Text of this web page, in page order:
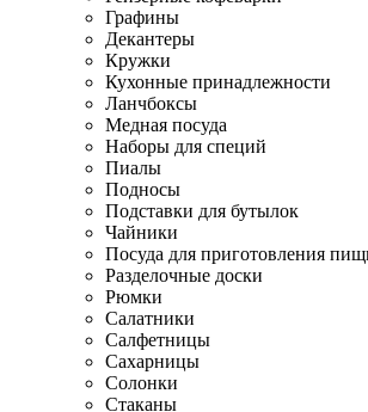
Графины
Декантеры
Кружки
Кухонные принадлежности
Ланчбоксы
Медная посуда
Наборы для специй
Пиалы
Подносы
Подставки для бутылок
Чайники
Посуда для приготовления
Разделочные доски
Рюмки
Салатники
Салфетницы
Сахарницы
Солонки
Стаканы